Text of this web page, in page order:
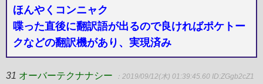
ほんやくコンニャク
喋った直後に翻訳語が出るので良ければポケトー
クなどの翻訳機があり、実現済み
31 オーバーテクナナシー ：2019/09/12(木) 01:39:45.60 ID:ZGgb2cZ1